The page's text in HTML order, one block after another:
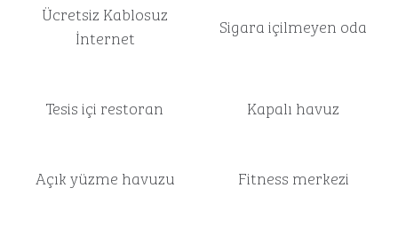
Ücretsiz Kablosuz
İnternet
Sigara içilmeyen oda
Tesis içi restoran Kapalı havuz
Açık yüzme havuzu Fitness merkezi